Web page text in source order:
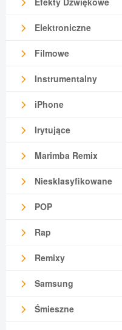
Elektroniczne
Filmowe
Instrumentalny
iPhone
Irytujące
Marimba Remix
Niesklasyfikowane
POP
Rap
Remixy
Samsung
Śmieszne